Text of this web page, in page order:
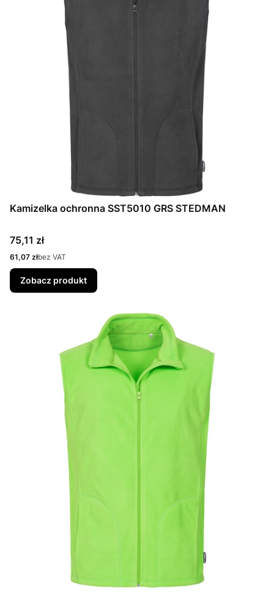
Kamizelka ochronna SST5010 GRS STEDMAN
Cena
75,11 zł
Cena
61,07 złbez VAT
Zobacz produkt